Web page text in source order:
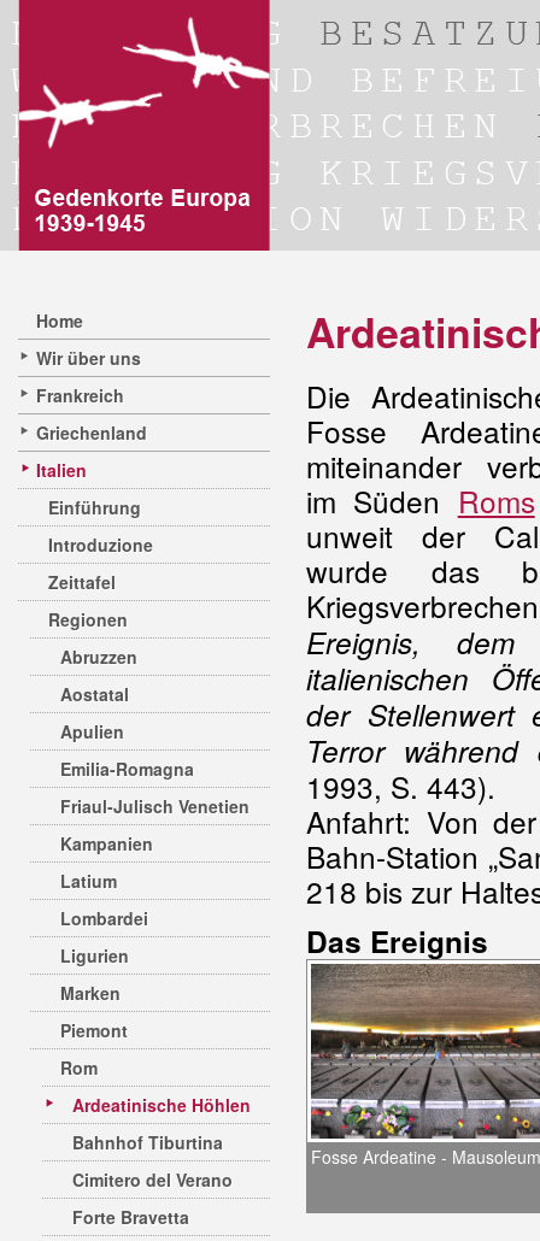
Home
Wir über uns
Frankreich
Griechenland
Italien
Einführung
Introduzione
Zeittafel
Regionen
Abruzzen
Aostatal
Apulien
Emilia-Romagna
Friaul-Julisch Venetien
Kampanien
Latium
Lombardei
Ligurien
Marken
Piemont
Rom
Ardeatinische Höhlen
Bahnhof Tiburtina
Cimitero del Verano
Forte Bravetta
Die
Fosse
miteinander
im Süden Roms
unweit der
wurde das
Ereignis,
italienischen
der Stellenwert
Terror während
1993, S. 443).
Anfahrt: Von
Bahn-Station
218 bis zur
Das Ereignis
Fosse Ardeatine - Mausoleum